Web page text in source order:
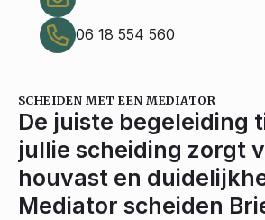
06 18 554 560
SCHEIDEN MET EEN MEDIATOR
De juiste begeleiding
jullie scheiding zorgt
houvast en
Mediator scheiden